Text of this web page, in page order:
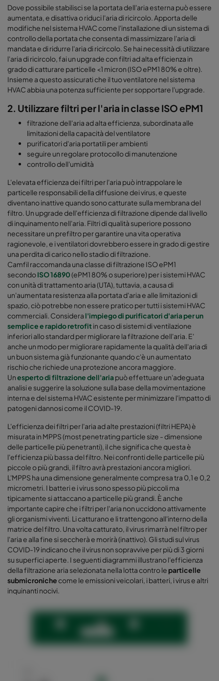
Dove possibile stabilisci se la portata dell'aria esterna può essere
aumentata, e disattiva o riduci l'aria di ricircolo. Apporta delle
modifiche nel sistema HVAC come l'installazione di un sistema di
controllo della portata che consenta di massimizzare l'aria di
mandata e di ridurre l'aria di ricircolo. Se hai necessità di utilizzare
l'aria di ricircolo, fai un upgrade con filtri ad alta efficienza in
grado di catturare particelle <1 micron (ISO ePM1 80% e oltre).
Insieme a questo assicurati che il tuo ventilatore nel sistema
HVAC abbia una potenza sufficiente per sopportare l'upgrade.
2. Utilizzare filtri per l'aria in classe ISO ePM1
filtrazione dell'aria ad alta efficienza, subordinata alle
limitazioni della capacità del ventilatore
purificatori d'aria portatili per ambienti
seguire un regolare protocollo di manutenzione
controllo dell'umidità
L'elevata efficienza dei filtri per l'aria può intrappolare le
particelle responsabili della diffusione dei virus, e queste
diventano inattive quando sono catturate sulla membrana del
filtro. Un upgrade dell'efficienza di filtrazione dipende dal livello
di inquinamento nell'aria. Filtri di qualità superiore possono
necessitare un prefiltro per garantire una vita operativa
ragionevole, e i ventilatori dovrebbero essere in grado di gestire
una perdita di carico nello stadio di filtrazione.
Camfil raccomanda una classe di filtrazione ISO ePM1
secondoISO 16890(ePM1 80% o superiore) per i sistemi HVAC
con unità di trattamento aria (UTA), tuttavia, a causa di
un'aumentata resistenza alla portata d'aria e alle limitazioni di
spazio, ciò potrebbe non essere pratico per tutti i sistemi HVAC
commerciali. Considera l'impiego di purificatori d'aria per un
semplice e rapido retrofitin caso di sistemi di ventilazione
inferiori allo standard per migliorare la filtrazione dell'aria. E'
anche un modo per migliorare rapidamente la qualità dell'aria di
un buon sistema già funzionante quando c'è un aumentato
rischio che richiede una protezione ancora maggiore.
Unesperto di filtrazione dell'ariapuò effettuare un'adeguata
analisi e suggerire la soluzione sulla base della movimentazione
interna e del sistema HVAC esistente per minimizzare l'impatto di
patogeni dannosi come il COVID-19.
L'efficienza dei filtri per l'aria ad alte prestazioni (filtri HEPA) è
misurata in MPPS (most penetrating particle size - dimensione
delle particelle più penetranti), il che significa che questa è
l'efficienza più bassa del filtro. Nei confronti delle particelle più
piccole o più grandi, il filtro avrà prestazioni ancora migliori.
L'MPPS ha una dimensione generalmente compresa tra 0,1 e 0,2
micrometri. I batteri e i virus sono spesso più piccoli ma
tipicamente si attaccano a particelle più grandi. È anche
importante capire che i filtri per l'aria non uccidono attivamente
gli organismi viventi. Li catturano e li trattengono all'interno della
matrice del filtro. Una volta catturato, il virus rimarrà nel filtro per
l'aria e alla fine si seccherà e morirà (inattivo). Gli studi sul virus
COVID-19 indicano che il virus non sopravvive per più di 3 giorni
su superfici aperte. I seguenti diagrammi illustrano l'efficienza
della filtrazione aria selezionata nella lotta contro le particelle
submicronichecome le emissioni veicolari, i batteri, i virus e altri
inquinanti nocivi.